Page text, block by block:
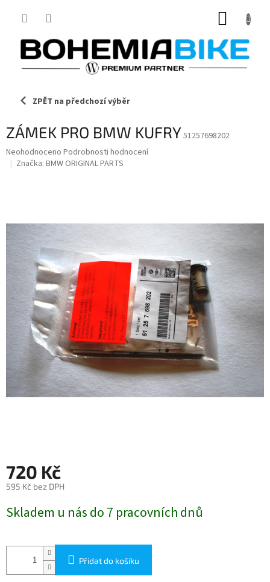
ZPĚT na předchozí výběr
ZÁMEK PRO BMW KUFRY51257698202
Průměrné
hodnocení
5
hvězdiček.
Neohodnoceno Podrobnosti hodnocení
Značka: BMW ORIGINAL PARTS
720 Kč
595 Kč bez DPH
cena:
Skladem u nás do 7 pracovních dnů
Přidat do košíku